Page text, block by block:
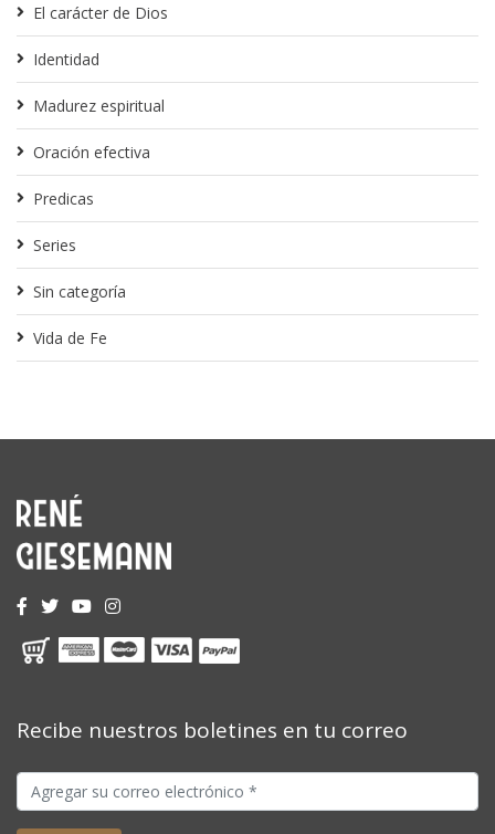
El carácter de Dios
Identidad
Madurez espiritual
Oración efectiva
Predicas
Series
Sin categoría
Vida de Fe
Recibe nuestros boletines en tu correo